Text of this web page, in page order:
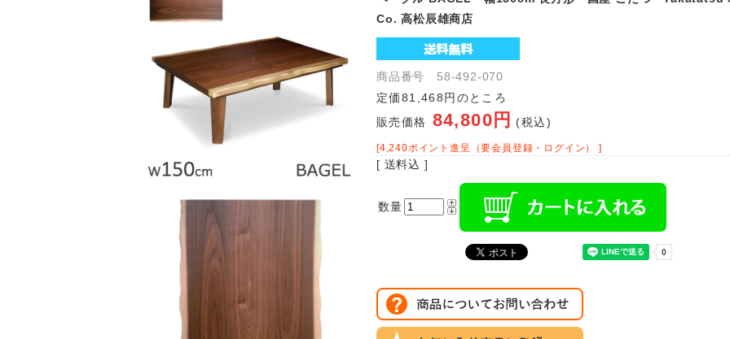
Co. 高松辰雄商店
商品番号 58-492-070
定価81,468円のところ
販売価格 84,800円 (税込)
[4,240ポイント進呈（要会員登録・ログイン） ]
[ 送料込 ]
数量